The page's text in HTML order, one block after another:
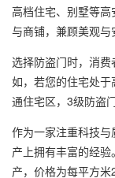
高档住宅、别墅等
与商铺，兼顾美观与
选择防盗门时，消
如，若您的住宅处
通住宅区，3级防盗
作为一家注重科技
产上拥有丰富的经
产，价格为每平方